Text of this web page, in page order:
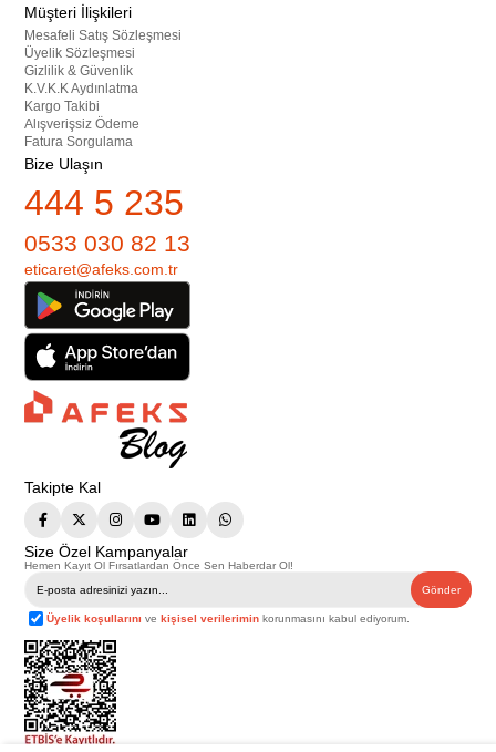
Müşteri İlişkileri
Mesafeli Satış Sözleşmesi
Üyelik Sözleşmesi
Gizlilik & Güvenlik
K.V.K.K Aydınlatma
Kargo Takibi
Alışverişsiz Ödeme
Fatura Sorgulama
Bize Ulaşın
444 5 235
0533 030 82 13
eticaret@afeks.com.tr
Takipte Kal
Size Özel Kampanyalar
Hemen Kayıt Ol Fırsatlardan Önce Sen Haberdar Ol!
Gönder
Üyelik koşullarını vekişisel verilerimin korunmasını kabul ediyorum.